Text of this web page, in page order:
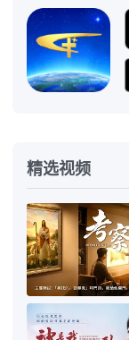
精选视频